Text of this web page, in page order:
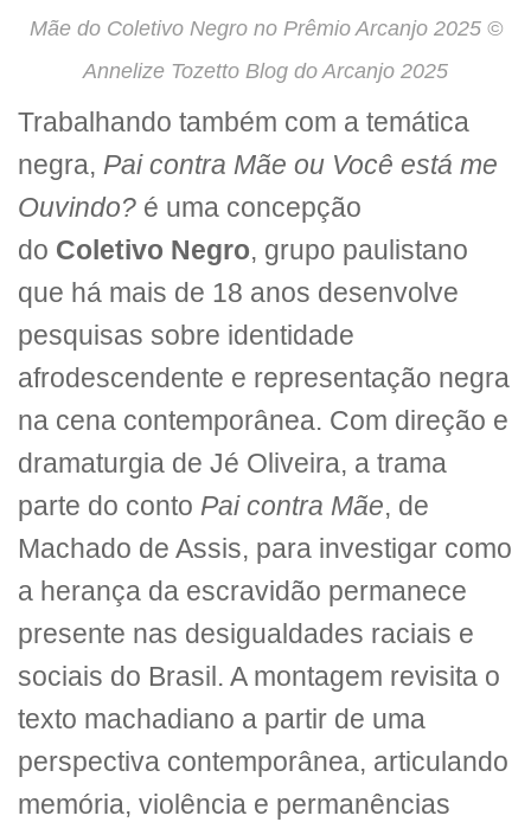
Mãe do Coletivo Negro no Prêmio Arcanjo 2025 ©
Annelize Tozetto Blog do Arcanjo 2025
Trabalhando também com a temática
negra, Pai contra Mãe ou Você está me
Ouvindo? é uma concepção
do Coletivo Negro, grupo paulistano
que há mais de 18 anos desenvolve
pesquisas sobre identidade
afrodescendente e representação negra
na cena contemporânea. Com direção e
dramaturgia de Jé Oliveira, a trama
parte do conto Pai contra Mãe, de
Machado de Assis, para investigar como
a herança da escravidão permanece
presente nas desigualdades raciais e
sociais do Brasil. A montagem revisita o
texto machadiano a partir de uma
perspectiva contemporânea, articulando
memória, violência e permanências